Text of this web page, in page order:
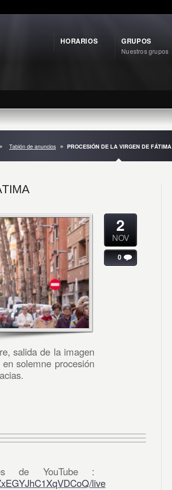
HORARIOS GRUPOS
Nuestros grupos
Tablón de anuncios PROCESIÓN DE LA VIRGEN DE FÁTIMA
salida de la imagen
solemne procesión
de YouTube :
live
2
NOV
0